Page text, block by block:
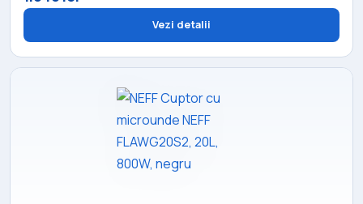
Vezi detalii